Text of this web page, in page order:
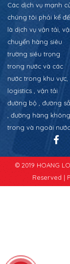
Các dịch vụ mạnh
chúng tôi phải kể
là dịch vụ vận tải,
chuyển hàng siêu
trường siêu trọng
trong nước và các
nước trong khu vực,
logistics , vận tải
đường bộ , đường
, đường hàng không
trong và ngoài nước.
© 2019 HOANG
Reserved |